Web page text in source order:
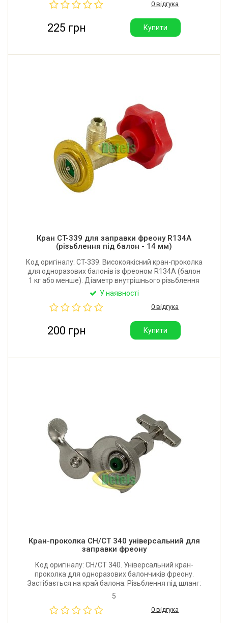
0 відгука
225 грн Купити
Кран CT-339 для заправки фреону R134A
(різьблення під балон - 14 мм)
Код оригіналу: CT-339. Високоякісний кран-проколка
для одноразових балонів із фреоном R134A (балон
1 кг або менше). Діаметр внутрішнього різьблення
(з'єднання з балоном): 14*1.25 мм. Діаметр
Виробник: Китай.
У наявності
0 відгука
200 грн Купити
Кран-проколка CH/CT 340 універсальний для
заправки фреону
Код оригіналу: CH/CT 340. Універсальний кран-
проколка для одноразових балончиків фреону.
Застібається на край балона. Різьблення під шланг:
1/4" SAE (11,112*1,270 мм). Виробник: Китай.
5
0 відгука